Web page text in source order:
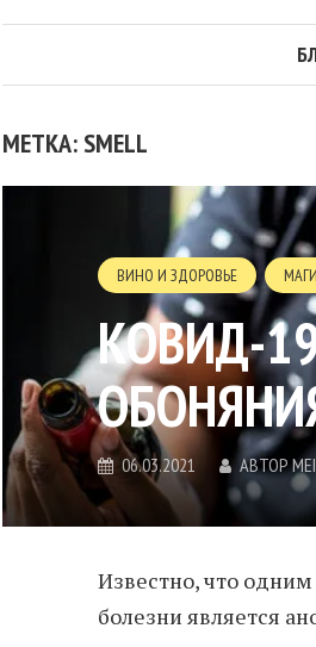
МЕТКА: SMELL
ВИНО И ЗДОРОВЬЕ
КОВИД-
06.03.2021 АВТОР
Известно, что
болезни является